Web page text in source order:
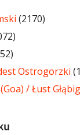
(2170)
Ostrogorzki
/ Łust